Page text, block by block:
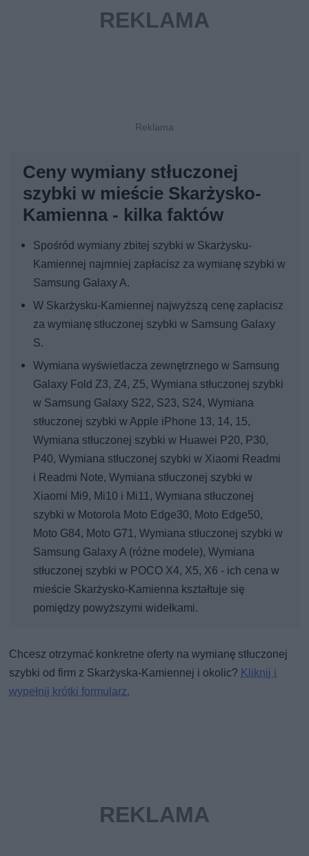
Ceny wymiany stłuczonej
szybki w mieście Skarżysko-
Kamienna - kilka faktów
Spośród wymiany zbitej szybki w Skarżysku-
Kamiennej najmniej zapłacisz za wymianę szybki w
Samsung Galaxy A.
W Skarżysku-Kamiennej najwyższą cenę zapłacisz
za wymianę stłuczonej szybki w Samsung Galaxy
S.
Wymiana wyświetlacza zewnętrznego w Samsung
Galaxy Fold Z3, Z4, Z5, Wymiana stłuczonej szybki
w Samsung Galaxy S22, S23, S24, Wymiana
stłuczonej szybki w Apple iPhone 13, 14, 15,
Wymiana stłuczonej szybki w Huawei P20, P30,
P40, Wymiana stłuczonej szybki w Xiaomi Readmi
i Readmi Note, Wymiana stłuczonej szybki w
Xiaomi Mi9, Mi10 i Mi11, Wymiana stłuczonej
szybki w Motorola Moto Edge30, Moto Edge50,
Moto G84, Moto G71, Wymiana stłuczonej szybki w
Samsung Galaxy A (różne modele), Wymiana
stłuczonej szybki w POCO X4, X5, X6 - ich cena w
mieście Skarżysko-Kamienna kształtuje się
pomiędzy powyższymi widełkami.
Chcesz otrzymać konkretne oferty na wymianę stłuczonej
szybki od firm z Skarżyska-Kamiennej i okolic? Kliknij i
wypełnij krótki formularz.